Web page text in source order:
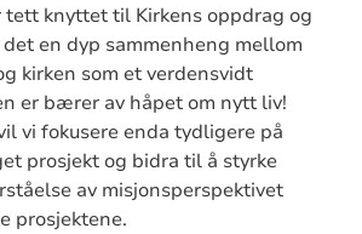
tett knyttet til Kirkens oppdrag og
en dyp sammenheng mellom
kirken som et verdensvidt
er bærer av håpet om nytt liv!
vi fokusere enda tydligere på
prosjekt og bidra til å styrke
av misjonsperspektivet
prosjektene.